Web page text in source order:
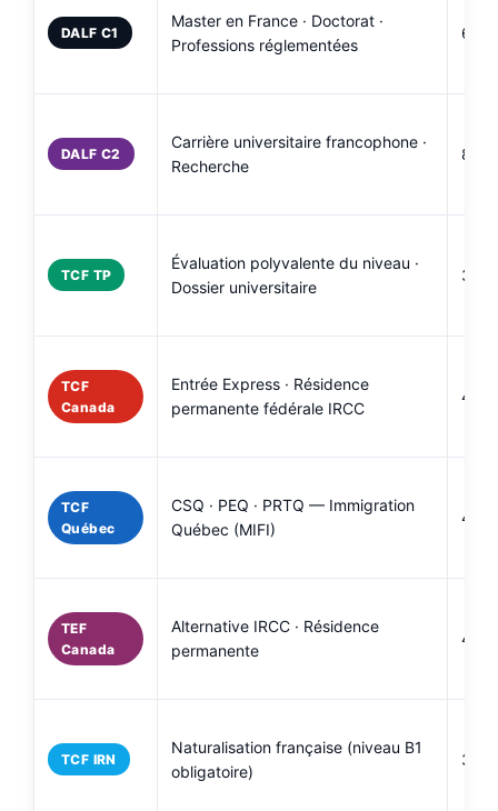
DALF C1
Master en France · Doctorat ·
Professions réglementées
60 à
DALF C2
Carrière universitaire francophone ·
Recherche
80 à
TCF TP
Évaluation polyvalente du niveau ·
Dossier universitaire
30
TCF
Canada
Entrée Express · Résidence
permanente fédérale IRCC
40
TCF
Québec
CSQ · PEQ · PRTQ — Immigration
Québec (MIFI)
40
TEF
Canada
Alternative IRCC · Résidence
permanente
40
TCF IRN
Naturalisation française (niveau B1
obligatoire)
30